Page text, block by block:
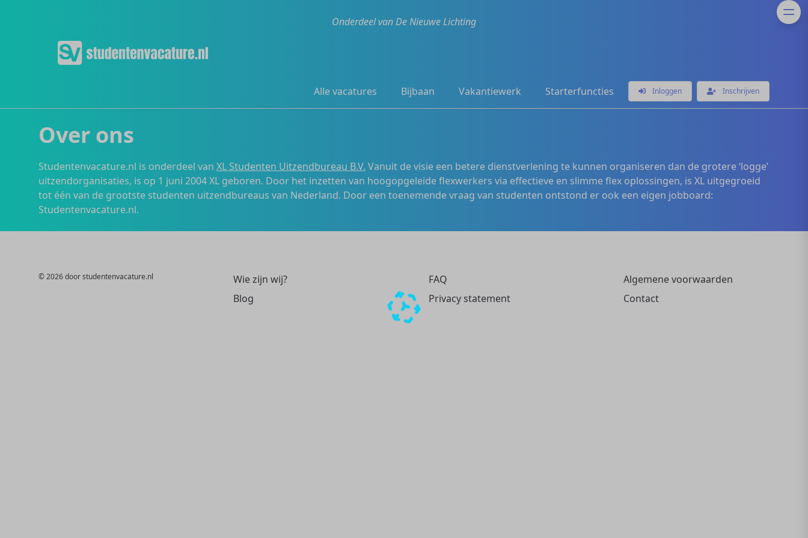
Onderdeel van De Nieuwe Lichting
Alle vacatures Bijbaan Vakantiewerk Starterfuncties Inloggen Inschrijven
Over ons
Studentenvacature.nl is onderdeel van XL Studenten Uitzendbureau B.V. Vanuit de visie een betere dienstverlening te kunnen organiseren dan de grotere ‘logge’
uitzendorganisaties, is op 1 juni 2004 XL geboren. Door het inzetten van hoogopgeleide flexwerkers via effectieve en slimme flex oplossingen, is XL uitgegroeid
tot één van de grootste studenten uitzendbureaus van Nederland. Door een toenemende vraag van studenten ontstond er ook een eigen jobboard:
Studentenvacature.nl.
© 2026 door studentenvacature.nl
Wie zijn wij?
Blog
FAQ
Privacy statement
Algemene voorwaarden
Contact